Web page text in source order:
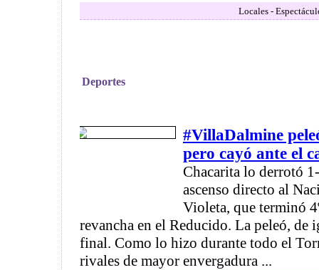
Locales -
Deportes
#VillaDalmine
pero cayó ante el
Chacarita lo derrotó
ascenso directo al
Violeta, que terminó
revancha en el Reducido. La peleó, de
final. Como lo hizo durante todo el
rivales de mayor envergadura ...